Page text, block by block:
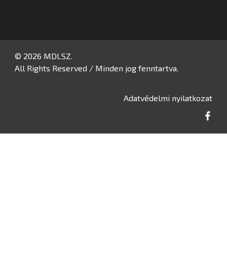
© 2026 MDLSZ.
All Rights Reserved / Minden jog fenntartva.
Adatvédelmi nyilatkozat